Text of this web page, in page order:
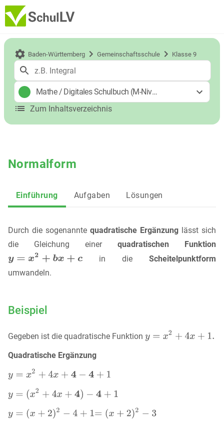
Baden-Württemberg Gemeinschaftsschule Klasse 9
Mathe/ Digitales Schulbuch (M-Niveau)
Zum Inhaltsverzeichnis
Normalform
Einführung Aufgaben Lösungen
Durch die sogenannte quadratische Ergänzung lässt sich
die Gleichung einer quadratischen Funktion
in die Scheitelpunktform
umwandeln.
Beispiel
Gegeben ist die quadratische Funktion
Quadratische Ergänzung